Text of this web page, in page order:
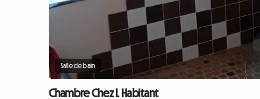
Salle de bain
Chambre Chez L Habitant